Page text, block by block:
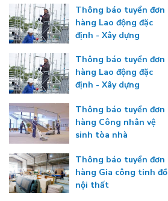
Thông báo tuyển đơn
hàng Lao động đặc
định - Xây dựng
Thông báo tuyển đơn
hàng Lao động đặc
định - Xây dựng
Thông báo tuyển đơn
hàng Công nhân vệ
sinh tòa nhà
Thông báo tuyển đơn
hàng Gia công tinh đồ
nội thất